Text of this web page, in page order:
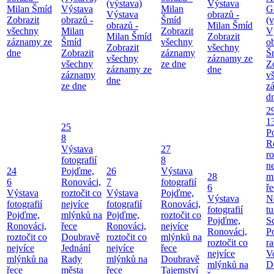
Milan Šmíd
Zobrazit
všechny
záznamy ze
dne
Výstava
obrazů -
Milan
Šmíd
Zobrazit
všechny
záznamy
ze dne
(výstava)
Výstava
obrazů -
Milan Šmíd
Zobrazit
všechny
záznamy ze
dne
Milan
Šmíd
Zobrazit
všechny
záznamy
ze dne
Výstava
obrazů -
Milan Šmíd
Zobrazit
všechny
záznamy ze
dne
24
6
Výstava
fotografií
Pojďme,
Ronováci,
roztočit co
nejvíce
mlýnků na
řece
25
8
Výstava
fotografií
Pojďme,
Ronováci,
roztočit co
nejvíce
mlýnků na
řece
Doubravě
Jednání
Rady
města
26
7
Výstava
fotografií
Pojďme,
Ronováci,
roztočit co
nejvíce
mlýnků na
řece
27
8
Výstava
fotografií
Pojďme,
Ronováci,
roztočit co
nejvíce
mlýnků na
řece
Doubravě
Tajemství
28
6
Výstava
fotografií
Pojďme,
Ronováci,
roztočit co
nejvíce
mlýnků na